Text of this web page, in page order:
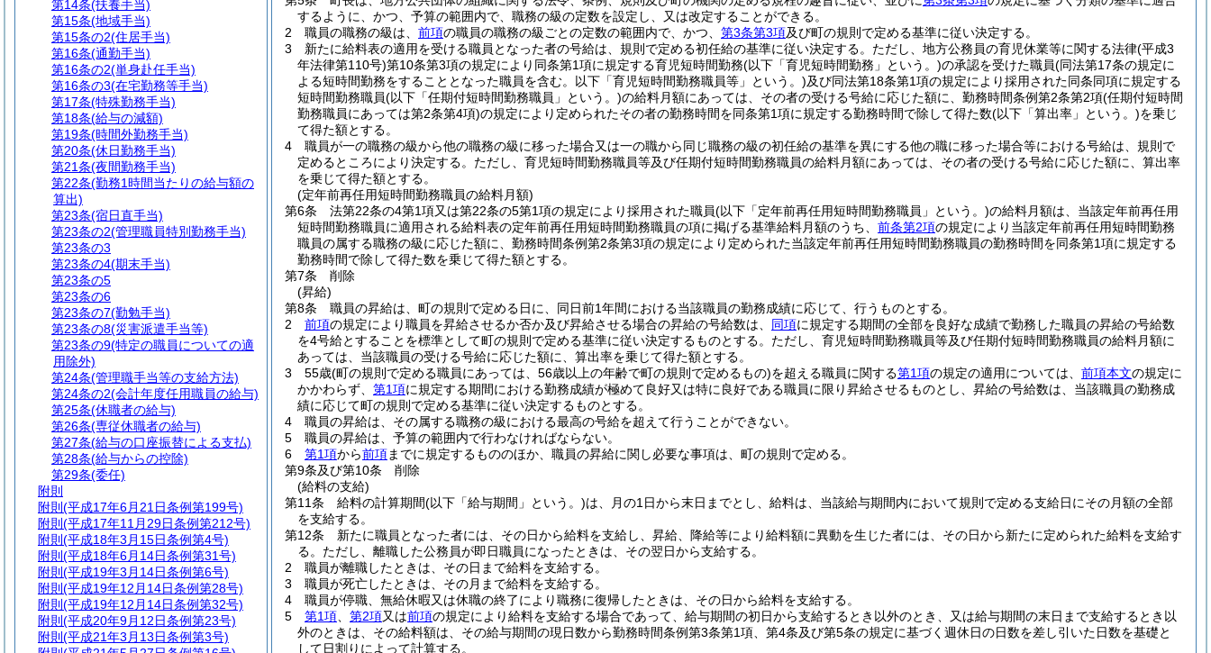
するように、かつ、予算の範囲内で、職務の級の定数を設定し、又は改定することができる。
2
職員の職務の級は、 前項の職員の職務の級ごとの定数の範囲内で、かつ、 第3条第3項及び町の規則で定める基準に従い決定する。
3
新たに給料表の適用を受ける職員となった者の号給は、規則で定める初任給の基準に従い決定する。 ただし、地方公務員の育児休業等に関する法律(平成3
年法律第110号)第10条第3項の規定により同条第1項に規定する育児短時間勤務(以下「育児短時間勤務」という。)の承認を受けた職員(同法第17条の規定に
よる短時間勤務をすることとなった職員を含む。以下「育児短時間勤務職員等」という。)及び同法第18条第1項の規定により採用された同条同項に規定する
短時間勤務職員(以下「任期付短時間勤務職員」という。)の給料月額にあっては、その者の受ける号給に応じた額に、勤務時間条例第2条第2項(任期付短時間
勤務職員にあっては第2条第4項)の規定により定められたその者の勤務時間を同条第1項に規定する勤務時間で除して得た数(以下「算出率」という。)を乗じ
て得た額とする。
4
職員が一の職務の級から他の職務の級に移った場合又は一の職から同じ職務の級の初任給の基準を異にする他の職に移った場合等における号給は、規則で
定めるところにより決定する。 ただし、育児短時間勤務職員等及び任期付短時間勤務職員の給料月額にあっては、その者の受ける号給に応じた額に、算出率
を乗じて得た額とする。
(定年前再任用短時間勤務職員の給料月額)
第6条
法第22条の4第1項又は第22条の5第1項の規定により採用された職員(以下「定年前再任用短時間勤務職員」という。)の給料月額は、当該定年前再任用
短時間勤務職員に適用される給料表の定年前再任用短時間勤務職員の項に掲げる基準給料月額のうち、 前条第2項の規定により当該定年前再任用短時間勤務
職員の属する職務の級に応じた額に、勤務時間条例第2条第3項の規定により定められた当該定年前再任用短時間勤務職員の勤務時間を同条第1項に規定する
勤務時間で除して得た数を乗じて得た額とする。
第7条
削除
(昇給)
第8条
職員の昇給は、町の規則で定める日に、同日前1年間における当該職員の勤務成績に応じて、行うものとする。
2
前項の規定により職員を昇給させるか否か及び昇給させる場合の昇給の号給数は、 同項に規定する期間の全部を良好な成績で勤務した職員の昇給の号給数
を4号給とすることを標準として町の規則で定める基準に従い決定するものとする。 ただし、育児短時間勤務職員等及び任期付短時間勤務職員の給料月額に
あっては、当該職員の受ける号給に応じた額に、算出率を乗じて得た額とする。
3
55歳(町の規則で定める職員にあっては、56歳以上の年齢で町の規則で定めるもの)を超える職員に関する第1項の規定の適用については、 前項本文の規定に
かかわらず、 第1項に規定する期間における勤務成績が極めて良好又は特に良好である職員に限り昇給させるものとし、昇給の号給数は、当該職員の勤務成
績に応じて町の規則で定める基準に従い決定するものとする。
4
職員の昇給は、その属する職務の級における最高の号給を超えて行うことができない。
5
職員の昇給は、予算の範囲内で行わなければならない。
6
第1項から前項までに規定するもののほか、職員の昇給に関し必要な事項は、町の規則で定める。
第9条及び第10条
削除
(給料の支給)
第11条
給料の計算期間(以下「給与期間」という。)は、月の1日から末日までとし、給料は、当該給与期間内において規則で定める支給日にその月額の全部
を支給する。
第12条
新たに職員となった者には、その日から給料を支給し、昇給、降給等により給料額に異動を生じた者には、その日から新たに定められた給料を支給す
る。 ただし、離職した公務員が即日職員になったときは、その翌日から支給する。
2
職員が離職したときは、その日まで給料を支給する。
3
職員が死亡したときは、その月まで給料を支給する。
4
職員が停職、無給休暇又は休職の終了により職務に復帰したときは、その日から給料を支給する。
5
第1項 第2項又は前項の規定により給料を支給する場合であって、給与期間の初日から支給するとき以外のとき、又は給与期間の末日まで支給するとき以
外のときは、その給料額は、その給与期間の現日数から勤務時間条例第3条第1項、第4条及び第5条の規定に基づく週休日の日数を差し引いた日数を基礎と
して日割りによって計算する。
第14条(扶養手当)
第15条(地域手当)
第15条の2(住居手当)
第16条(通勤手当)
第16条の2(単身赴任手当)
第16条の3(在宅勤務等手当)
第17条(特殊勤務手当)
第18条(給与の減額)
第19条(時間外勤務手当)
第20条(休日勤務手当)
第21条(夜間勤務手当)
第22条(勤務1時間当たりの給与額の
算出)
第23条(宿日直手当)
第23条の2(管理職員特別勤務手当)
第23条の3
第23条の4(期末手当)
第23条の5
第23条の6
第23条の7(勤勉手当)
第23条の8(災害派遣手当等)
第23条の9(特定の職員についての適
用除外)
第24条(管理職手当等の支給方法)
第24条の2(会計年度任用職員の給与)
第25条(休職者の給与)
第26条(専従休職者の給与)
第27条(給与の口座振替による支払)
第28条(給与からの控除)
第29条(委任)
附則
附則 (平成17年6月21日条例第199号)
附則 (平成17年11月29日条例第212号)
附則 (平成18年3月15日条例第4号)
附則 (平成18年6月14日条例第31号)
附則 (平成19年3月14日条例第6号)
附則 (平成19年12月14日条例第28号)
附則 (平成19年12月14日条例第32号)
附則 (平成20年9月12日条例第23号)
附則 (平成21年3月13日条例第3号)